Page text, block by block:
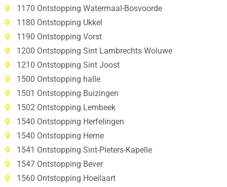
1170 Ontstopping Watermaal-Bosvoorde
1180 Ontstopping Ukkel
1190 Ontstopping Vorst
1200 Ontstopping Sint Lambrechts Woluwe
1210 Ontstopping Sint Joost
1500 Ontstopping halle
1501 Ontstopping Buizingen
1502 Ontstopping Lembeek
1540 Ontstopping Herfelingen
1540 Ontstopping Herne
1541 Ontstopping Sint-Pieters-Kapelle
1547 Ontstopping Bever
1560 Ontstopping Hoeilaart